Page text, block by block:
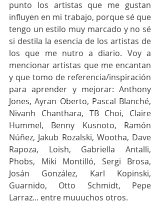
punto los artistas que me gustan
influyen en mi trabajo, porque sé que
tengo un estilo muy marcado y no sé
si destila la esencia de los artistas de
los que me nutro a diario. Voy a
mencionar artistas que me encantan
y que tomo de referencia/inspiración
para aprender y mejorar: Anthony
Jones, Ayran Oberto, Pascal Blanché,
Nivanh Chanthara, TB Choi, Claire
Hummel, Benny Kusnoto, Ramón
Núñez, Jakub Rozalski, Wootha, Dave
Rapoza, Loish, Gabriella Antalli,
Phobs, Miki Montilló, Sergi Brosa,
Josán González, Karl Kopinski,
Guarnido, Otto Schmidt, Pepe
Larraz... entre muuuchos otros.